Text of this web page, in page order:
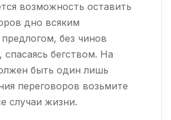
возможность оставить
дно всяким
без чинов
спасаясь бегством. На
быть один лишь
переговоров возьмите
случаи жизни.